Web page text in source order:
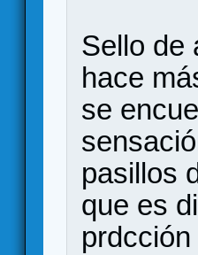
Sello de
hace
se
pasillos
que es